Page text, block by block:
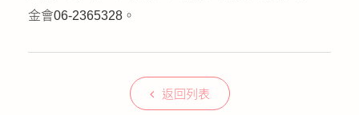
金會06-2365328。
返回列表